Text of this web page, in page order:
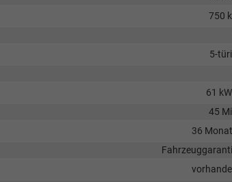
750
5-
61
45
36